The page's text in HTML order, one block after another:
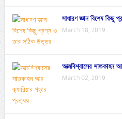
সাধারণ জ্ঞান বিশেষ
March 18, 2019
আত্মবিশ্বাসের সাতকাহন
March 02, 2019